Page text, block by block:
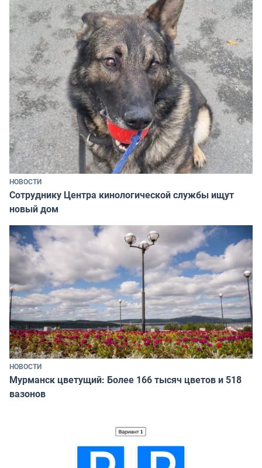
НОВОСТИ
Сотруднику Центра кинологической службы ищут
новый дом
НОВОСТИ
Мурманск цветущий: Более 166 тысяч цветов и 518
вазонов